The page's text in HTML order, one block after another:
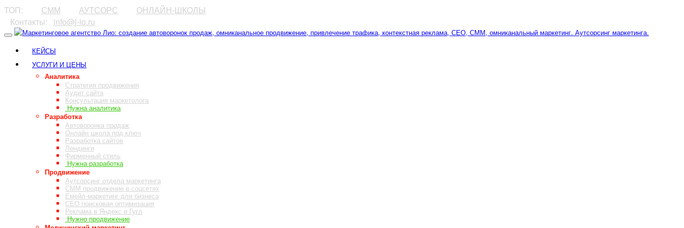
ТОП: СММ АУТСОРС
ОНЛАЙН-ШКОЛЫ
⠀Контакты:⠀ info@l-io.ru
КЕЙСЫ
УСЛУГИ И ЦЕНЫ
Аналитика
Стратегия продвижения
Аудит сайта
Консультация маркетолога
Нужна аналитика
Разработка
Автоворонка продаж
Онлайн школа под ключ
Разработка сайтов
Лендинги
Фирменный стиль
Нужна разработка
Продвижение
Аутсорсинг отдела маркетинга
СММ продвижение в соцсетях
Емейл-маркетинг для бизнеса
СЕО поисковая оптимизация
Реклама в Яндекс и Гугл
Нужно продвижение